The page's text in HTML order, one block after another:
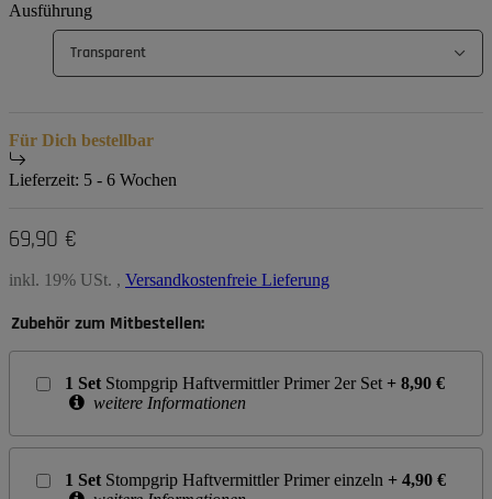
Ausführung
Transparent
Für Dich bestellbar
Lieferzeit: 5 - 6 Wochen
69,90 €
inkl. 19% USt. , Versandkostenfreie Lieferung
Zubehör zum Mitbestellen:
1 Set Stompgrip Haftvermittler Primer 2er Set + 8,90 €
weitere Informationen
1 Set Stompgrip Haftvermittler Primer einzeln + 4,90 €